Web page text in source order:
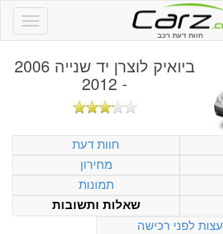
חוות דעת רכב
ביואיק לוצרן יד שנייה 2006
- 2012
חוות דעת
מחירון
תמונות
שאלות ותשובות
עצות לפני רכישה